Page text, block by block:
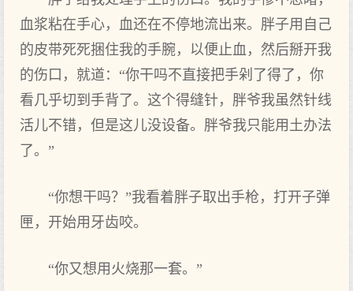
血浆粘在手心，血还在不停地流出来。胖子用自己
的皮带死死捆住我的手腕，以便止血，然后掰开我
的伤口，就道：“你干吗不直接把手剁了得了，你
看几乎切到手背了。这个得缝针，胖爷我虽然针线
活儿不错，但是这儿没设备。胖爷我只能用土办法
了。”
“你想干吗？”我看着胖子取出手枪，打开子弹
匣，开始用牙齿咬。
“你又想用火烧那一套。”